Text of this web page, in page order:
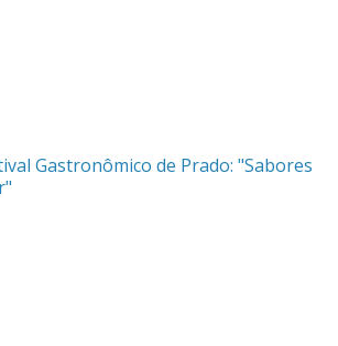
Gastronômico de Prado: "Sabores